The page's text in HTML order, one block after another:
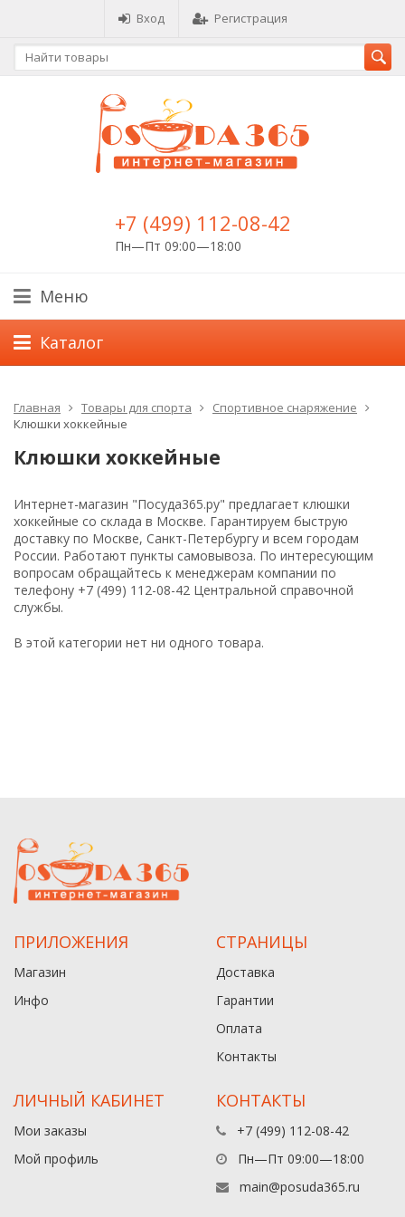
Вход Регистрация
+7 (499) 112-08-42
Пн—Пт 09:00—18:00
Меню
Каталог
Главная Товары для спорта
Спортивное снаряжение
Клюшки хоккейные
Клюшки хоккейные
Интернет-магазин "Посуда365.ру" предлагает клюшки
хоккейные со склада в Москве. Гарантируем быструю
доставку по Москве, Санкт-Петербургу и всем городам
России. Работают пункты самовывоза. По интересующим
вопросам обращайтесь к менеджерам компании по
телефону +7 (499) 112-08-42 Центральной справочной
службы.
В этой категории нет ни одного товара.
ПРИЛОЖЕНИЯ
Магазин
Инфо
СТРАНИЦЫ
Доставка
Гарантии
Оплата
Контакты
ЛИЧНЫЙ КАБИНЕТ
Мои заказы
Мой профиль
КОНТАКТЫ
+7 (499) 112-08-42
Пн—Пт 09:00—18:00
main@posuda365.ru